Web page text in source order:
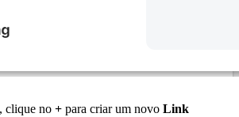
clique no + para criar um novo Link